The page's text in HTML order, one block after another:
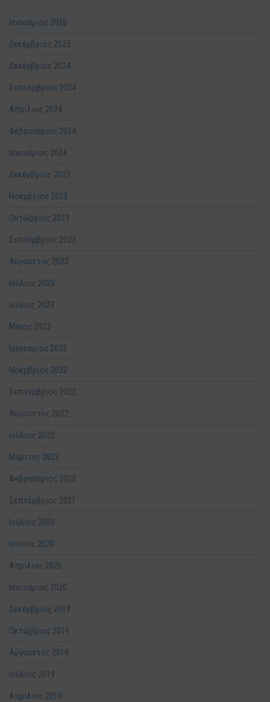
Ιανουάριος 2026
Δεκέμβριος 2025
Δεκέμβριος 2024
Σεπτέμβριος 2024
Απρίλιος 2024
Φεβρουάριος 2024
Ιανουάριος 2024
Δεκέμβριος 2023
Νοέμβριος 2023
Οκτώβριος 2023
Σεπτέμβριος 2023
Αύγουστος 2023
Ιούλιος 2023
Ιούνιος 2023
Μάιος 2023
Ιανουάριος 2023
Νοέμβριος 2022
Σεπτέμβριος 2022
Αύγουστος 2022
Ιούλιος 2022
Μάρτιος 2022
Φεβρουάριος 2022
Σεπτέμβριος 2021
Ιούλιος 2020
Ιούνιος 2020
Απρίλιος 2020
Ιανουάριος 2020
Δεκέμβριος 2019
Οκτώβριος 2019
Αύγουστος 2019
Ιούλιος 2019
Απρίλιος 2019